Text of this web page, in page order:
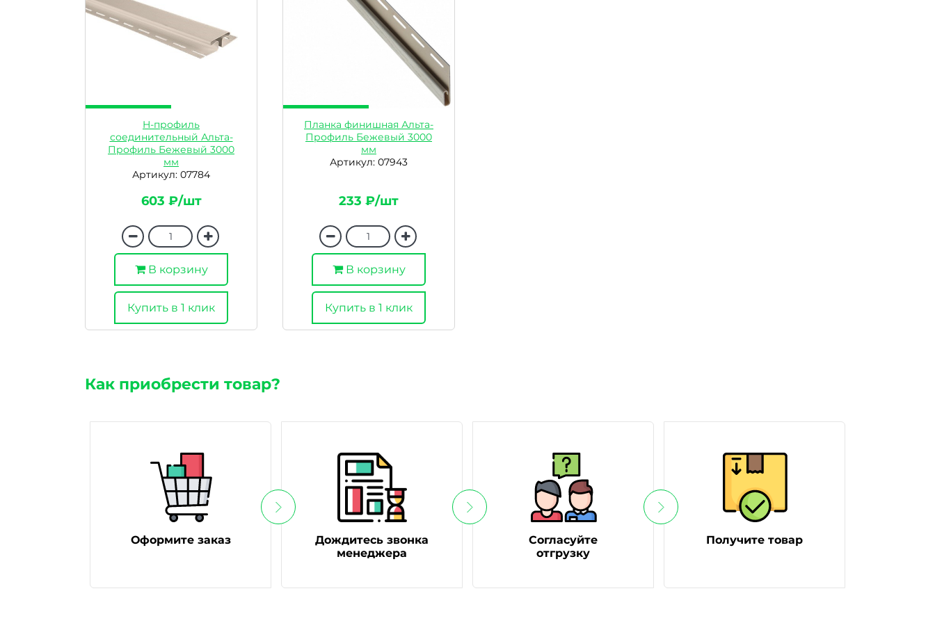
H-профиль
соединительный Альта-
Профиль Бежевый 3000
мм
Артикул: 07784
603 ₽/шт
В корзину
Купить в 1 клик
Планка финишная Альта-
Профиль Бежевый 3000
мм
Артикул: 07943
233 ₽/шт
В корзину
Купить в 1 клик
Как приобрести товар?
Оформите заказ
Дождитесь звонка
менеджера
Согласуйте
отгрузку
Получите товар